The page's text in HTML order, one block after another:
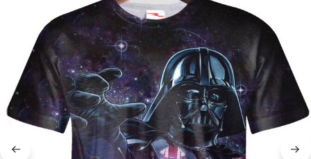
Diseño
Remeras,
Buzos
y
Calzas